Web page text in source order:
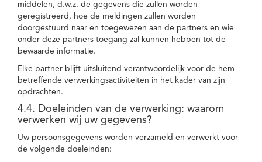
middelen, d.w.z. de gegevens die zullen worden
geregistreerd, hoe de meldingen zullen worden
doorgestuurd naar en toegewezen aan de partners en wie
onder deze partners toegang zal kunnen hebben tot de
bewaarde informatie.
Elke partner blijft uitsluitend verantwoordelijk voor de hem
betreffende verwerkingsactiviteiten in het kader van zijn
opdrachten.
4.4. Doeleinden van de verwerking: waarom
verwerken wij uw gegevens?
Uw persoonsgegevens worden verzameld en verwerkt voor
de volgende doeleinden: